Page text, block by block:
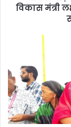
विकास मंत्री